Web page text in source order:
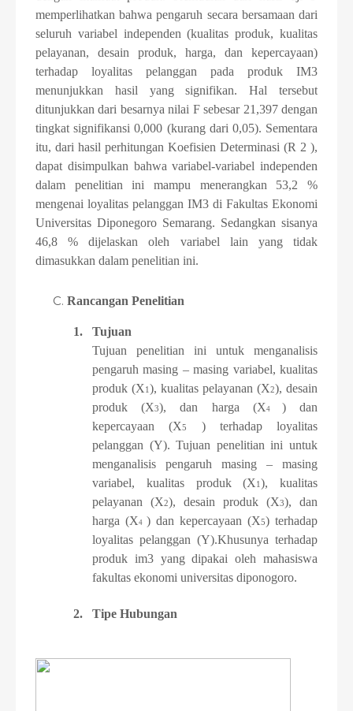
memperlihatkan bahwa pengaruh secara bersamaan dari
seluruh variabel independen (kualitas produk, kualitas
pelayanan, desain produk, harga, dan kepercayaan)
terhadap loyalitas pelanggan pada produk IM3
menunjukkan hasil yang signifikan. Hal tersebut
ditunjukkan dari besarnya nilai F sebesar 21,397 dengan
tingkat signifikansi 0,000 (kurang dari 0,05). Sementara
itu, dari hasil perhitungan Koefisien Determinasi (R 2 ),
dapat disimpulkan bahwa variabel-variabel independen
dalam penelitian ini mampu menerangkan 53,2 %
mengenai loyalitas pelanggan IM3 di Fakultas Ekonomi
Universitas Diponegoro Semarang. Sedangkan sisanya
46,8 % dijelaskan oleh variabel lain yang tidak
dimasukkan dalam penelitian ini.
Rancangan Penelitian
1.
Tujuan
Tujuan penelitian ini untuk menganalisis
pengaruh masing – masing variabel, kualitas
produk (X1 ), kualitas pelayanan (X2), desain
produk (X3), dan harga (X4 ) dan
kepercayaan (X5
) terhadap loyalitas
pelanggan (Y). Tujuan penelitian ini untuk
menganalisis pengaruh masing – masing
variabel, kualitas produk (X1 ), kualitas
pelayanan (X2), desain produk (X3), dan
harga (X4 ) dan kepercayaan (X5) terhadap
loyalitas pelanggan (Y).Khusunya terhadap
produk im3 yang dipakai oleh mahasiswa
fakultas ekonomi universitas diponogoro.
2. Tipe Hubungan